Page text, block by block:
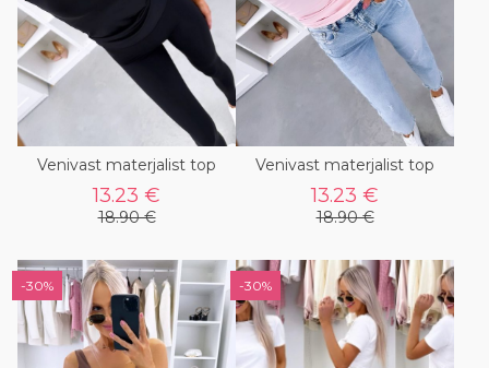
Venivast materjalist top
13.23 €
18.90 €
Venivast materjalist top
13.23 €
18.90 €
-30% -30%